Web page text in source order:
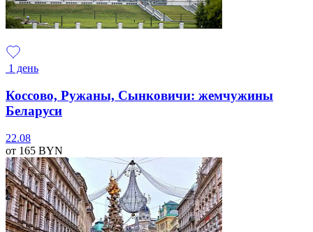
1 день
Коссово, Ружаны, Сынковичи: жемчужины
Беларуси
22.08
от 165 BYN